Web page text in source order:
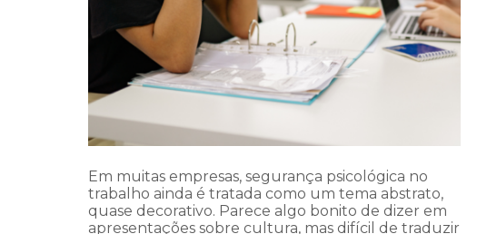
Em muitas empresas, segurança psicológica no
trabalho ainda é tratada como um tema abstrato,
quase decorativo. Parece algo bonito de dizer em
apresentações sobre cultura, mas difícil de traduzir